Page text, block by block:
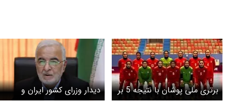
برتری ملی پوشان با نتیجه 5 بر
صفر مقابل قرقیزستان
دیدار وزرای کشور ایران و
پاکستان؛ ابراز امیدواری نقوی از